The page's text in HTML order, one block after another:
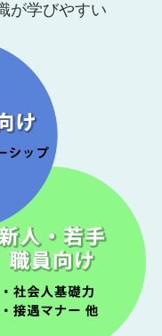
が学びやすい